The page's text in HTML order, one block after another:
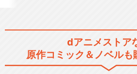
舞台「
d
dアニメストア
原作コミック＆ノベルも